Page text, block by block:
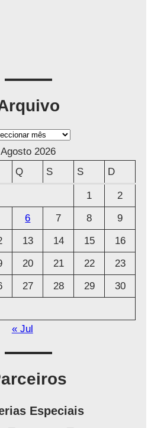
Agosto 2026
Q S S D
1
2
6 7 8
9
13 14 15
16
20 21 22
23
27 28 29
30
« Jul
Especiais